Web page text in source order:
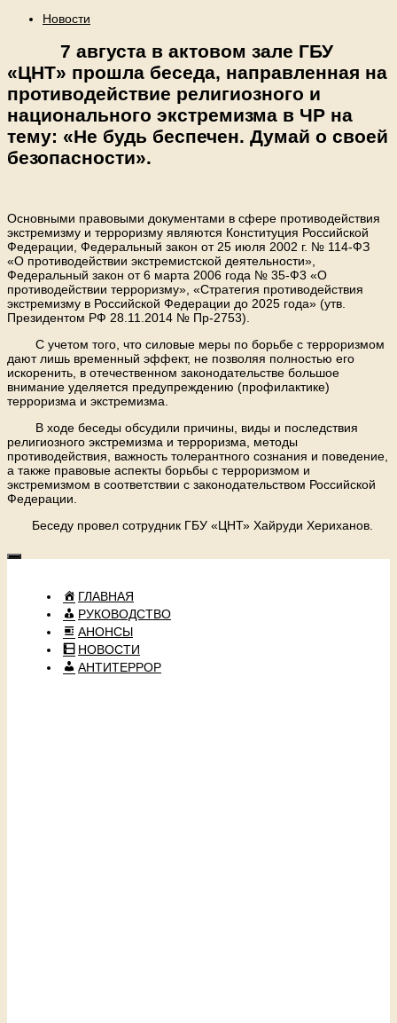
Новости
7 августа в актовом зале ГБУ
«ЦНТ» прошла беседа, направленная на
противодействие религиозного и
национального экстремизма в ЧР на
тему: «Не будь беспечен. Думай о своей
безопасности».
Основными правовыми документами в сфере противодействия
экстремизму и терроризму являются Конституция Российской
Федерации, Федеральный закон от 25 июля 2002 г. № 114-ФЗ
«О противодействии экстремистской деятельности»,
Федеральный закон от 6 марта 2006 года № 35-Ф3 «О
противодействии терроризму», «Стратегия противодействия
экстремизму в Российской Федерации до 2025 года» (утв.
Президентом РФ 28.11.2014 № Пр-2753).
С учетом того, что силовые меры по борьбе с терроризмом
дают лишь временный эффект, не позволяя полностью его
искоренить, в отечественном законодательстве большое
внимание уделяется предупреждению (профилактике)
терроризма и экстремизма.
В ходе беседы обсудили причины, виды и последствия
религиозного экстремизма и терроризма, методы
противодействия, важность толерантного сознания и поведение,
а также правовые аспекты борьбы с терроризмом и
экстремизмом в соответствии с законодательством Российской
Федерации.
Беседу провел сотрудник ГБУ «ЦНТ» Хайруди Хериханов.
ГЛАВНАЯ
РУКОВОДСТВО
АНОНСЫ
НОВОСТИ
АНТИТЕРРОР